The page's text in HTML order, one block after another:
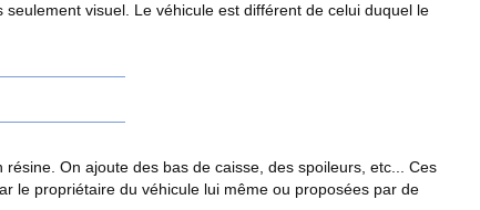
visuel. Le véhicule est différent de celui duquel le
On ajoute des bas de caisse, des spoileurs, etc... Ces
le propriétaire du véhicule lui même ou proposées par de